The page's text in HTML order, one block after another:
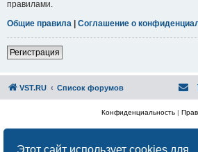
Этот сайт использует cookies для
правилами.
Общие правила | Соглашение о
Регистрация
VST.RU Список форумов
Конфиденциальность|